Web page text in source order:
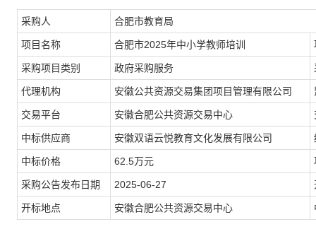
采购人 合肥市教育局
项目名称 合肥市2025年中小学教师培训
采购项目类别 政府采购服务
代理机构 安徽公共资源交易集团项目管理有限公司
交易平台 安徽合肥公共资源交易中心
中标供应商 安徽双语云悦教育文化发展有限公司
中标价格 62.5万元
采购公告发布日期 2025-06-27
开标地点 安徽合肥公共资源交易中心